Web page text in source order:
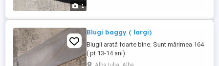
1
Blugi baggy ( largi)
Blugii arată foarte bine. Sunt mărimea 164
( pt 13-14 ani).